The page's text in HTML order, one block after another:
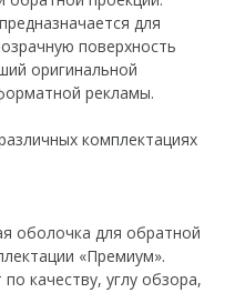
для
поверхность
оригинальной
рекламы.
комплектациях
оболочка для обратной
«Премиум».
качеству, углу обзора,